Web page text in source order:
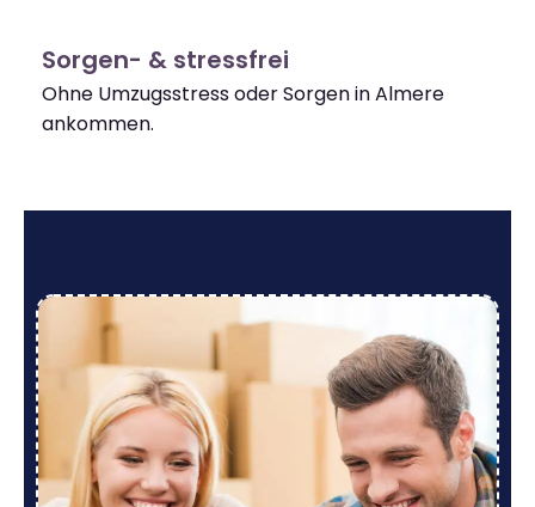
Sorgen- & stressfrei
Ohne Umzugsstress oder Sorgen in Almere
ankommen.